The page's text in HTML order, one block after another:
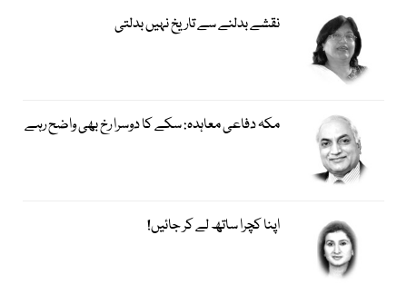
نقشے بدلنے سے تاریخ نہیں بدلتی
مکہ دفاعی معاہدہ: سکے کا دوسرا رخ بھی واضح رہے
اپنا کچرا ساتھ لے کر جائیں!